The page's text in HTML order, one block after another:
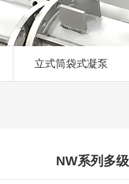
立式筒袋式凝泵
NW系列多